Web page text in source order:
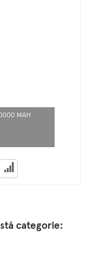
MAH
categorie: